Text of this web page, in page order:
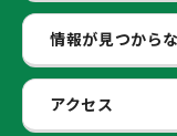
情報が見つから
アクセス